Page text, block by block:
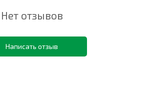
Нет отзывов
Написать отзыв